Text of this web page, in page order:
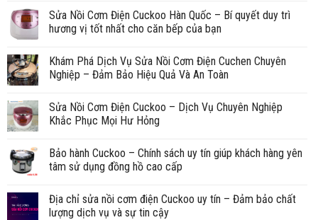
Sửa Nồi Cơm Điện Cuckoo Hàn Quốc – Bí quyết duy trì
hương vị tốt nhất cho căn bếp của bạn
Khám Phá Dịch Vụ Sửa Nồi Cơm Điện Cuchen Chuyên
Nghiệp – Đảm Bảo Hiệu Quả Và An Toàn
Sửa Nồi Cơm Điện Cuckoo – Dịch Vụ Chuyên Nghiệp
Khắc Phục Mọi Hư Hỏng
Bảo hành Cuckoo – Chính sách uy tín giúp khách hàng yên
tâm sử dụng đồng hồ cao cấp
Địa chỉ sửa nồi cơm điện Cuckoo uy tín – Đảm bảo chất
lượng dịch vụ và sự tin cậy